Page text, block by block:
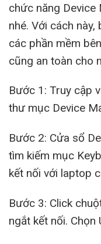
chức năng
nhé. Với cách
các phần mềm
cũng an toàn cho
Bước 1: Truy cập
thư mục Device
Bước 2: Cửa sổ
tìm kiếm mục
kết nối với laptop
Bước 3: Click
ngắt kết nối. Chọn